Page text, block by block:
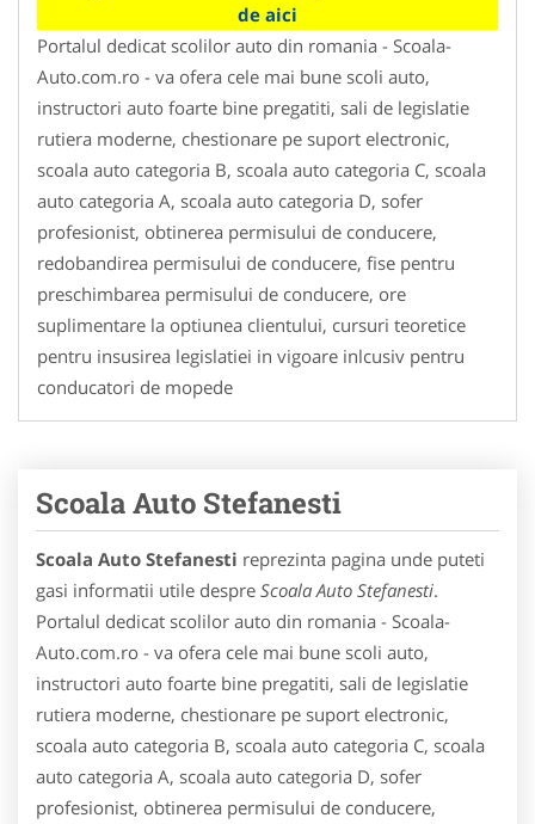
de aici
Portalul dedicat scolilor auto din romania - Scoala-
Auto.com.ro - va ofera cele mai bune scoli auto,
instructori auto foarte bine pregatiti, sali de legislatie
rutiera moderne, chestionare pe suport electronic,
scoala auto categoria B, scoala auto categoria C, scoala
auto categoria A, scoala auto categoria D, sofer
profesionist, obtinerea permisului de conducere,
redobandirea permisului de conducere, fise pentru
preschimbarea permisului de conducere, ore
suplimentare la optiunea clientului, cursuri teoretice
pentru insusirea legislatiei in vigoare inlcusiv pentru
conducatori de mopede
Scoala Auto Stefanesti
Scoala Auto Stefanesti reprezinta pagina unde puteti
gasi informatii utile despre Scoala Auto Stefanesti.
Portalul dedicat scolilor auto din romania - Scoala-
Auto.com.ro - va ofera cele mai bune scoli auto,
instructori auto foarte bine pregatiti, sali de legislatie
rutiera moderne, chestionare pe suport electronic,
scoala auto categoria B, scoala auto categoria C, scoala
auto categoria A, scoala auto categoria D, sofer
profesionist, obtinerea permisului de conducere,